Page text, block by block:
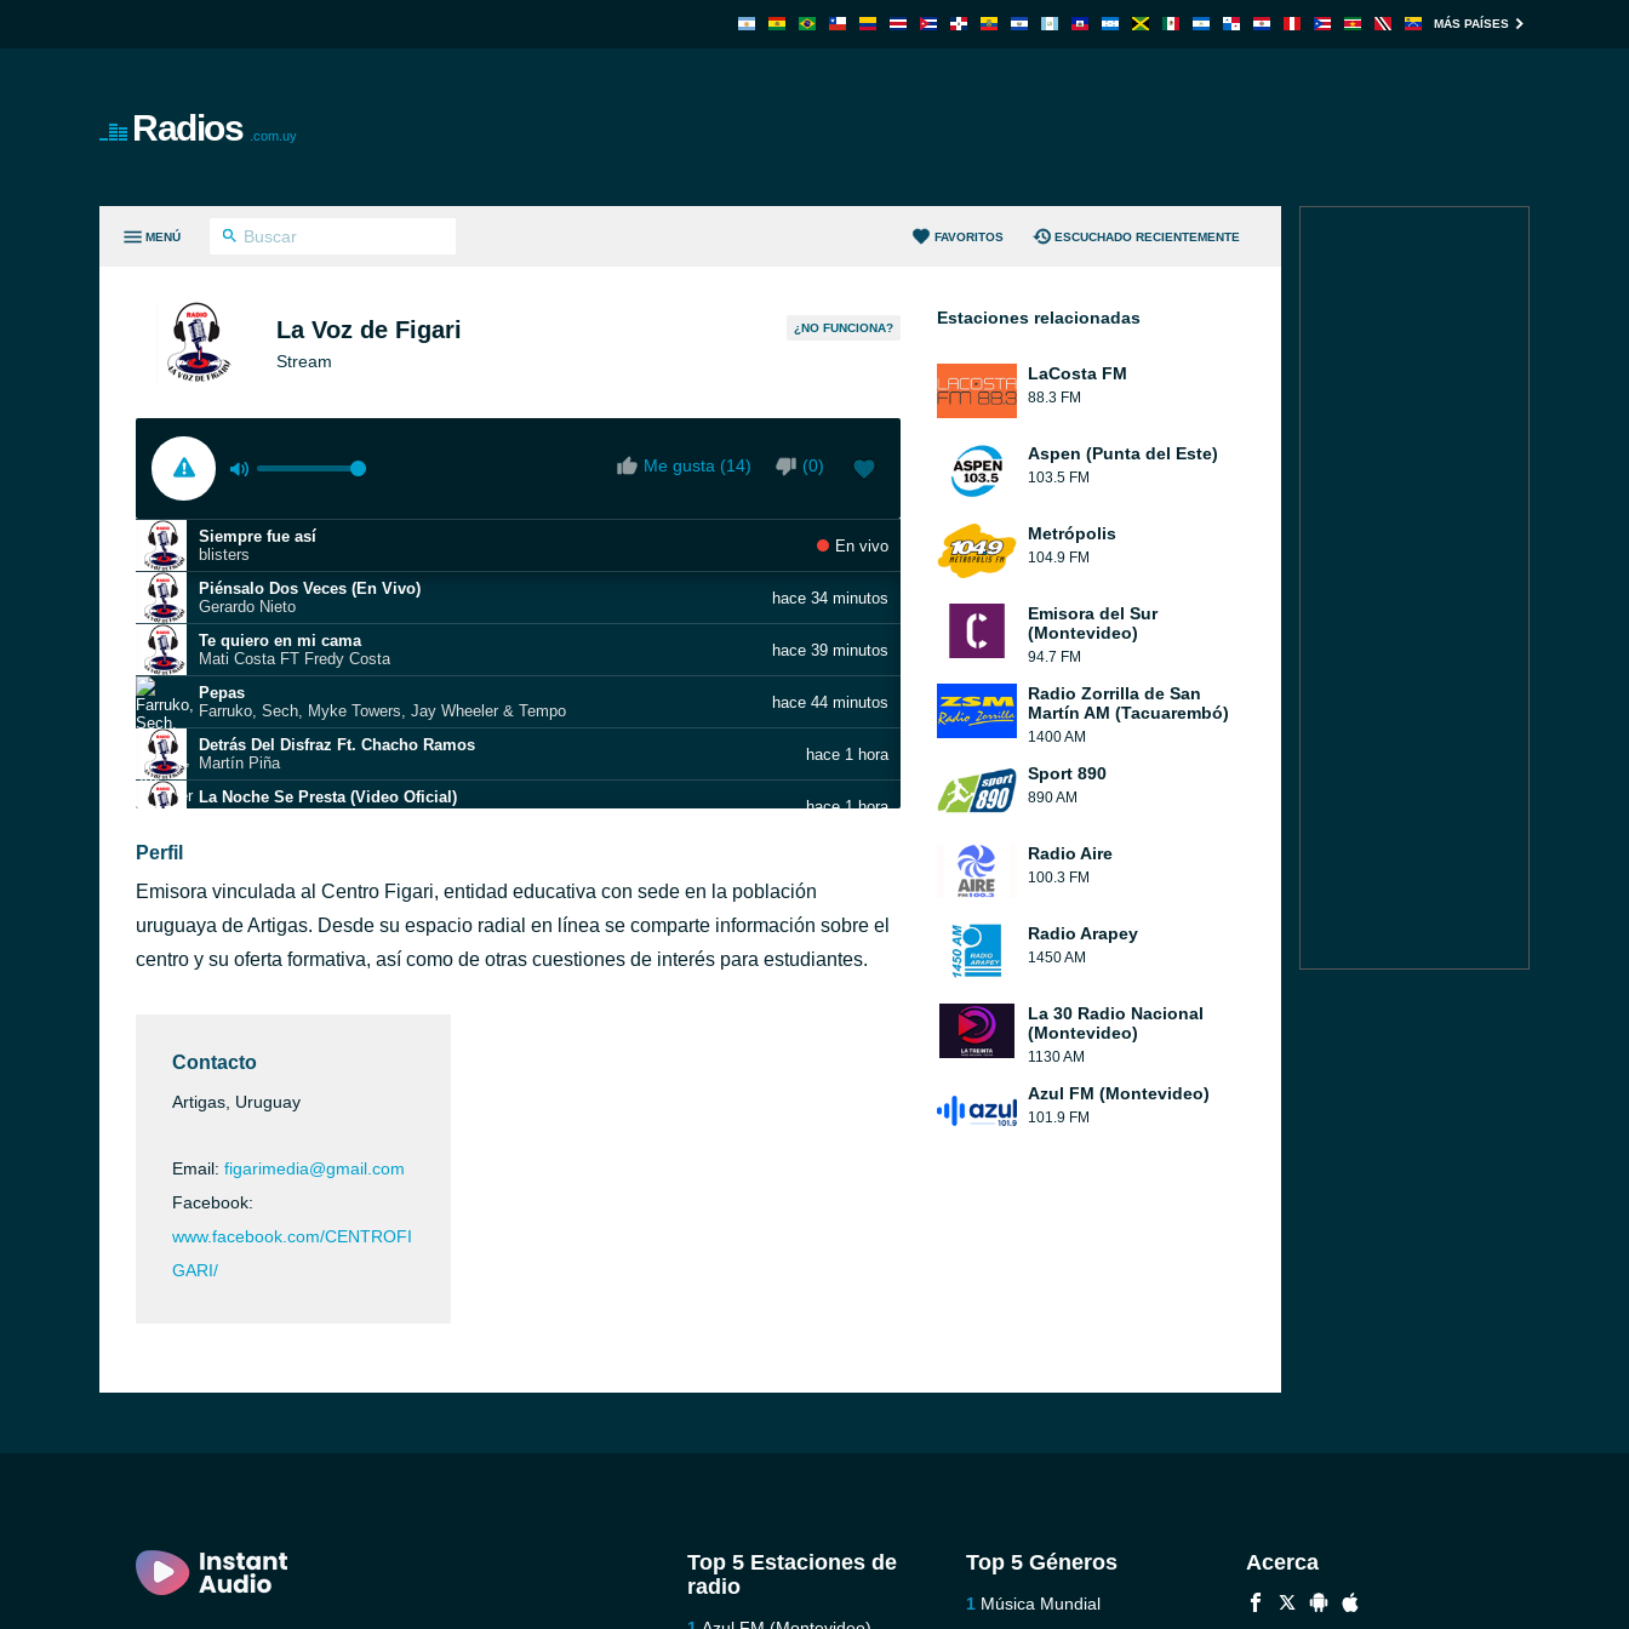
MÁS PAÍSES
Radios .com.uy
MENÚ FAVORITOS ESCUCHADO RECIENTEMENTE
La Voz de Figari
Stream
¿NO FUNCIONA?
Me gusta (14) (0)
Siempre fue así
blisters
En vivo
Piénsalo Dos Veces (En Vivo)
Gerardo Nieto
hace 34 minutos
Te quiero en mi cama
Mati Costa FT Fredy Costa
hace 39 minutos
Pepas
Farruko, Sech, Myke Towers, Jay Wheeler & Tempo
hace 44 minutos
Detrás Del Disfraz Ft. Chacho Ramos
Martín Piña
hace 1 hora
La Noche Se Presta (Video Oficial)
hace 1 hora
copia
Agustín Casanova Tour 2024 'La quiero conocerte'
hace 2 horas
Perfil
Emisora vinculada al Centro Figari, entidad educativa con sede en la población
uruguaya de Artigas. Desde su espacio radial en línea se comparte información sobre el
centro y su oferta formativa, así como de otras cuestiones de interés para estudiantes.
Contacto
Artigas, Uruguay
Email: figarimedia@gmail.com
Facebook:
www.facebook.com/CENTROFI
GARI/
Estaciones relacionadas
LaCosta FM
88.3 FM
Aspen (Punta del Este)
103.5 FM
Metrópolis
104.9 FM
Emisora del Sur
(Montevideo)
94.7 FM
Radio Zorrilla de San
Martín AM (Tacuarembó)
1400 AM
Sport 890
890 AM
Radio Aire
100.3 FM
Radio Arapey
1450 AM
La 30 Radio Nacional
(Montevideo)
1130 AM
Azul FM (Montevideo)
101.9 FM
Top 5 Estaciones de
radio
Top 5 Géneros
Música Mundial
Acerca